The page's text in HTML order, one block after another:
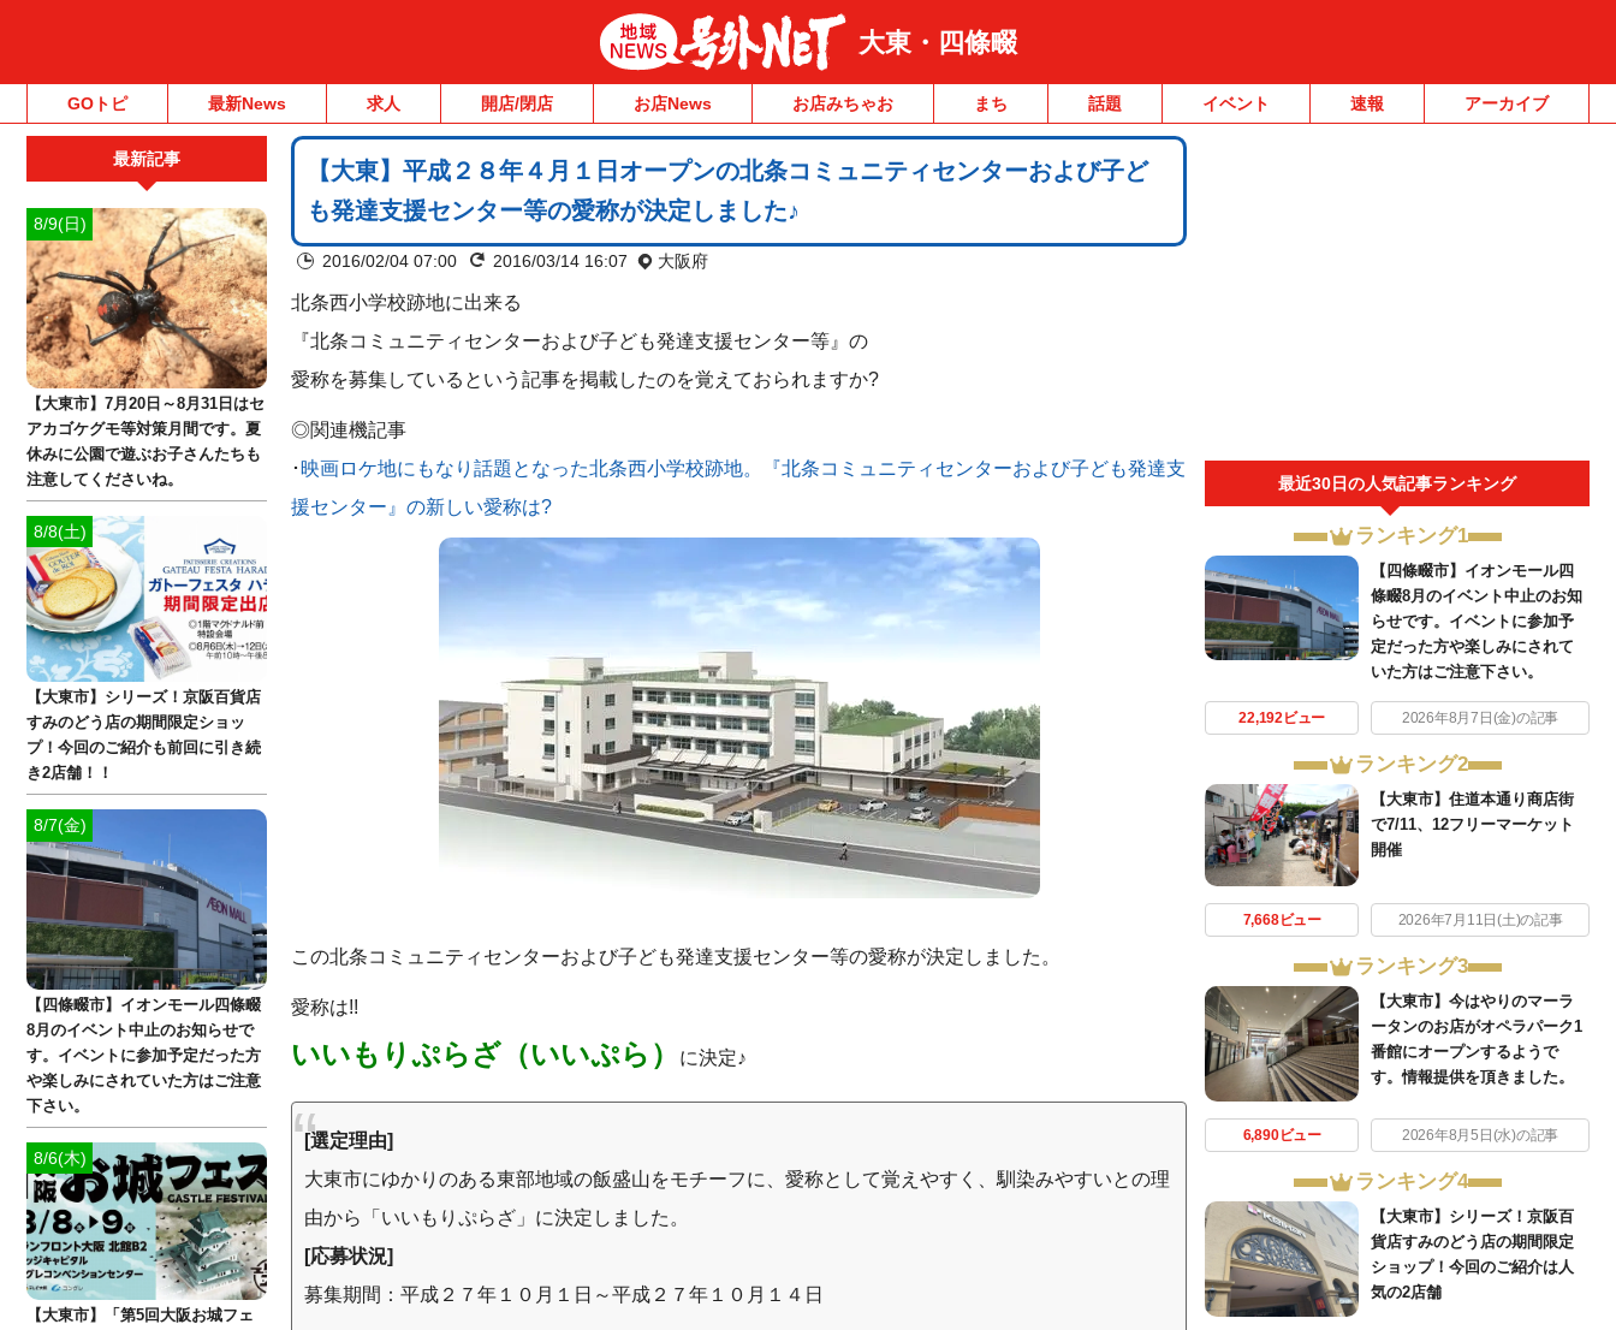
大東・四條畷
GOトピ 最新News 求人 開店/閉店 お店News お店みちゃお まち 話題 イベント 速報 アーカイブ
【大東】平成２８年４月１日オープンの北条コミュニティセンターおよび子ど
も発達支援センター等の愛称が決定しました♪
2016/02/04 07:00 2016/03/14 16:07 大阪府
北条西小学校跡地に出来る
『北条コミュニティセンターおよび子ども発達支援センター等』の
愛称を募集しているという記事を掲載したのを覚えておられますか?
◎関連機記事
･映画ロケ地にもなり話題となった北条西小学校跡地。『北条コミュニティセンターおよび子ども発達支
援センター』の新しい愛称は?
この北条コミュニティセンターおよび子ども発達支援センター等の愛称が決定しました。
愛称は!!
いいもりぷらざ（いいぷら） に決定♪
[選定理由]
大東市にゆかりのある東部地域の飯盛山をモチーフに、愛称として覚えやすく、馴染みやすいとの理
由から「いいもりぷらざ」に決定しました。
[応募状況]
募集期間：平成２７年１０月１日～平成２７年１０月１４日
最近30日の人気記事ランキング
ランキング1
【四條畷市】イオンモール四
條畷8月のイベント中止のお知
らせです。イベントに参加予
定だった方や楽しみにされて
いた方はご注意下さい。
22,192ビュー 2026年8月7日(金)の記事
ランキング2
【大東市】住道本通り商店街
で7/11、12フリーマーケット
開催
7,668ビュー 2026年7月11日(土)の記事
ランキング3
【大東市】今はやりのマーラ
ータンのお店がオペラパーク1
番館にオープンするようで
す。情報提供を頂きました。
6,890ビュー 2026年8月5日(水)の記事
ランキング4
【大東市】シリーズ！京阪百
貨店すみのどう店の期間限定
ショップ！今回のご紹介は人
気の2店舗
最新記事
8/9(日)
【大東市】7月20日～8月31日はセ
アカゴケグモ等対策月間です。夏
休みに公園で遊ぶお子さんたちも
注意してくださいね。
8/8(土)
【大東市】シリーズ！京阪百貨店
すみのどう店の期間限定ショッ
プ！今回のご紹介も前回に引き続
き2店舗！！
8/7(金)
【四條畷市】イオンモール四條畷
8月のイベント中止のお知らせで
す。イベントに参加予定だった方
や楽しみにされていた方はご注意
下さい。
8/6(木)
【大東市】「第5回大阪お城フェ